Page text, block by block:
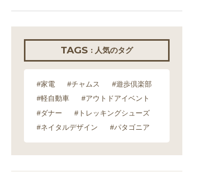
TAGS : 人気のタグ
#家電 #チャムス
#遊歩倶楽部
#軽自動車
#アウトドアイベント
#ダナー
#トレッキングシューズ
#ネイタルデザイン
#パタゴニア